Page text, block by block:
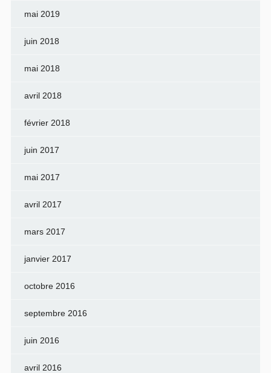
mai 2019
juin 2018
mai 2018
avril 2018
février 2018
juin 2017
mai 2017
avril 2017
mars 2017
janvier 2017
octobre 2016
septembre 2016
juin 2016
avril 2016